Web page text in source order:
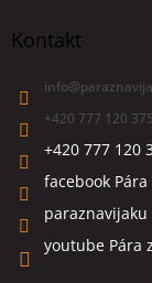
Kontakt
info@
+420 777 120 375
+420 777 120
facebook
paraznavijaku
youtube Pára